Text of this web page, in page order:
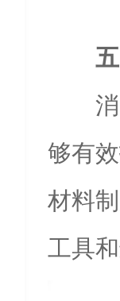
够有
材料
工具